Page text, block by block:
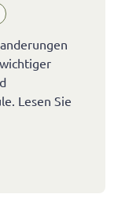
Lesen Sie